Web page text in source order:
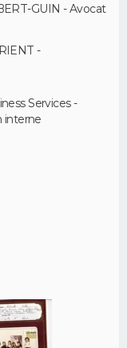
GUIN - Avocat
-
Services -
interne